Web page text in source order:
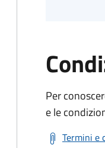
Per
e le
Termini e